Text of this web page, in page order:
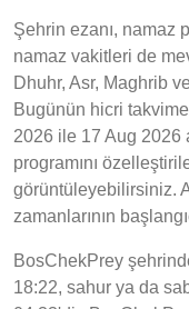
Şehrin ezanı, namaz
namaz vakitleri de
Dhuhr, Asr, Maghrib
Bugünün hicri
2026 ile 17 Aug 2026
programını
görüntüleyebilirsiniz.
zamanlarının
BosChekPrey
18:22, sahur ya da